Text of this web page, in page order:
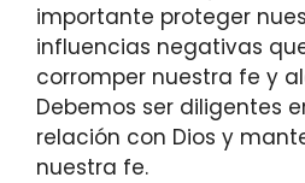
importante proteger
influencias negativas
corromper nuestra fe y
Debemos ser diligentes
relación con Dios y
nuestra fe.